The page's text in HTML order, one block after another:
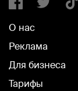
О нас
Реклама
Для бизнеса
Тарифы